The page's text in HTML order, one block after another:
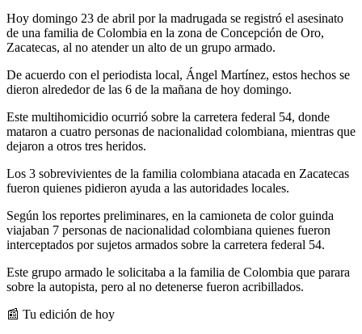
Hoy domingo 23 de abril por la madrugada se registró el asesinato
de una familia de Colombia en la zona de Concepción de Oro,
Zacatecas, al no atender un alto de un grupo armado.
De acuerdo con el periodista local, Ángel Martínez, estos hechos se
dieron alrededor de las 6 de la mañana de hoy domingo.
Este multihomicidio ocurrió sobre la carretera federal 54, donde
mataron a cuatro personas de nacionalidad colombiana, mientras que
dejaron a otros tres heridos.
Los 3 sobrevivientes de la familia colombiana atacada en Zacatecas
fueron quienes pidieron ayuda a las autoridades locales.
Según los reportes preliminares, en la camioneta de color guinda
viajaban 7 personas de nacionalidad colombiana quienes fueron
interceptados por sujetos armados sobre la carretera federal 54.
Este grupo armado le solicitaba a la familia de Colombia que parara
sobre la autopista, pero al no detenerse fueron acribillados.
📰 Tu edición de hoy